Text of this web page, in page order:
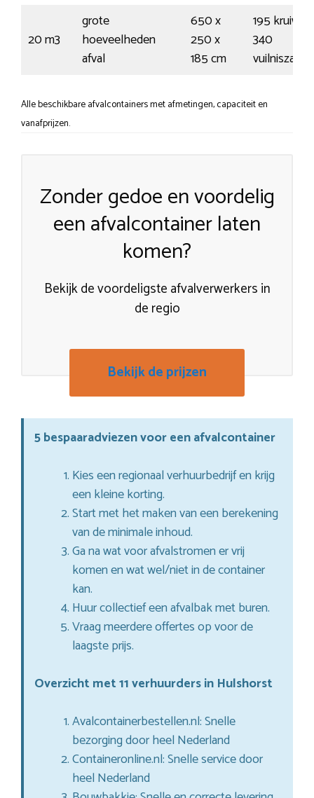
20 m3
grote
hoeveelheden
afval
650 x
250 x
185 cm
195
340
Alle beschikbare afvalcontainers met afmetingen, capaciteit en
vanafprijzen.
Zonder gedoe en voordelig
een afvalcontainer laten
komen?
Bekijk de voordeligste afvalverwerkers in
de regio
Bekijk de prijzen
5 bespaaradviezen voor een afvalcontainer
Kies een regionaal verhuurbedrijf en krijg
een kleine korting.
Start met het maken van een berekening
van de minimale inhoud.
Ga na wat voor afvalstromen er vrij
komen en wat wel/niet in de container
kan.
Huur collectief een afvalbak met buren.
Vraag meerdere offertes op voor de
laagste prijs.
Overzicht met 11 verhuurders in Hulshorst
Avalcontainerbestellen.nl: Snelle
bezorging door heel Nederland
Containeronline.nl: Snelle service door
heel Nederland